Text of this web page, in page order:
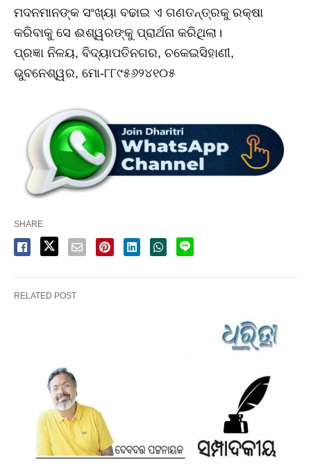
ମଦନମାନଙ୍କ ସଂଖ୍ୟା ବଢାଇ ଏ ଗଣତନ୍ତ୍ରକୁ ରକ୍ଷା
କରିବାକୁ ସେ ଈଶ୍ୱରଙ୍କୁ ପ୍ରାର୍ଥନା କରିଥିଲା।
ପ୍ରଜ୍ଞା ନିଳୟ, ବିଦ୍ୟାପତିନଗର, ଚକେଇସିହାଣୀ,
ଭୁବନେଶ୍ୱର, ମୋ-୮୮୯୫୬୨୪୧୦୫
SHARE
RELATED POST